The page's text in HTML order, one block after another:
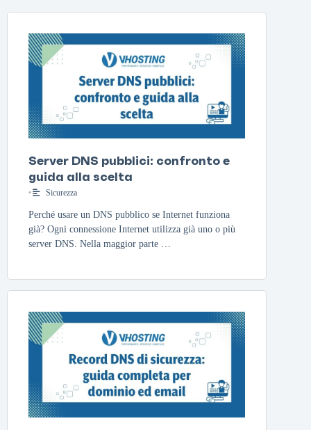
Server DNS pubblici: confronto e
guida alla scelta
• Sicurezza
Perché usare un DNS pubblico se Internet funziona
già? Ogni connessione Internet utilizza già uno o più
server DNS. Nella maggior parte …